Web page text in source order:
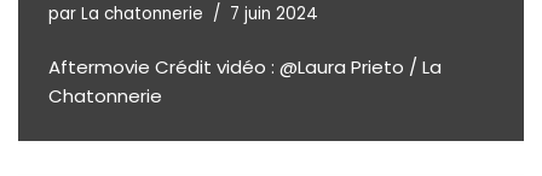
par La chatonnerie 7 juin 2024
Aftermovie Crédit vidéo : @Laura Prieto / La
Chatonnerie